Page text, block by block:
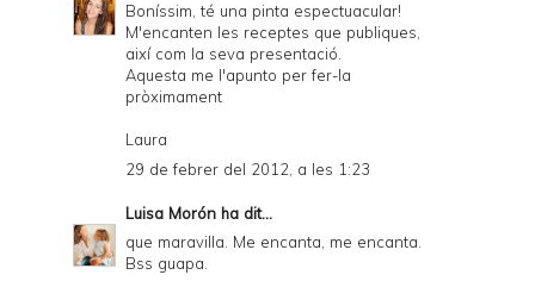
Boníssim, té una pinta espectuacular!
M'encanten les receptes que publiques,
així com la seva presentació.
Aquesta me l'apunto per fer-la
pròximament
Laura
29 de febrer del 2012, a les 1:23
Luisa Morón ha dit...
que maravilla. Me encanta, me encanta.
Bss guapa.